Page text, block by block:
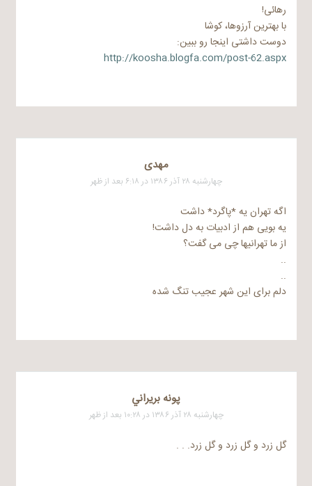
رهائی!
با بهترین آرزوها، کوشا
دوست داشتی اینجا رو ببین:
http://koosha.blogfa.com/post-62.aspx
مهدی
چهارشنبه ۲۸ آذر ۱۳۸۶ در ۶:۱۸ بعد از ظهر
اگه تهران یه *پاگرد* داشت
یه بویی هم از ادبیات به دل داشت!
از ما تهرانیها چی می گفت؟
..
..
دلم برای این شهر عجیب تنگ شده
پونه بريراني
چهارشنبه ۲۸ آذر ۱۳۸۶ در ۱۰:۲۸ بعد از ظهر
گل زرد و گل زرد و گل زرد. . .